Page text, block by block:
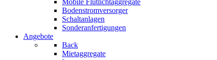
Mobile Flutlichtaggregate
Bodenstromversorger
Schaltanlagen
Sonderanfertigungen
Angebote
Back
Mietaggregate